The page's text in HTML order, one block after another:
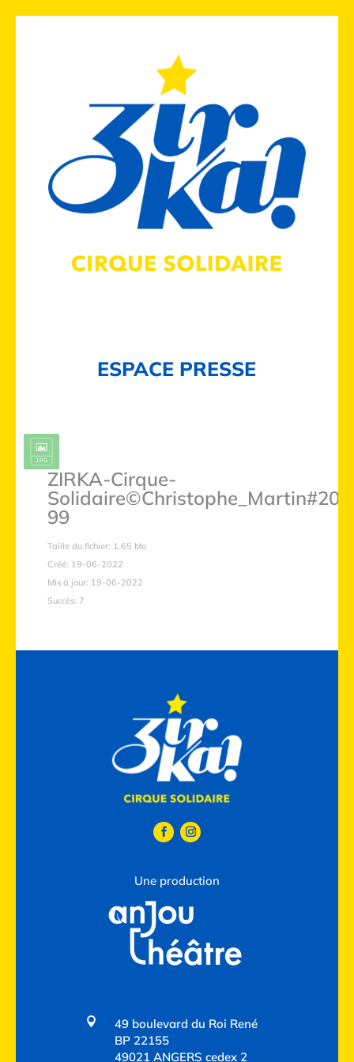
ESPACE PRESSE
ZIRKA-Cirque-
99
Taille du fichier: 1.65 Mo
Créé: 19-06-2022
Mis à jour: 19-06-2022
Succès: 7
Une production

49 boulevard du Roi René
BP 22155
49021 ANGERS cedex 2